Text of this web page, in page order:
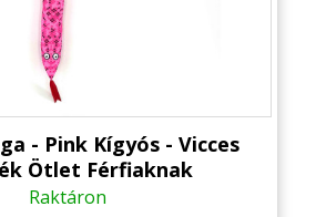
- Pink Kígyós - Vicces
Ötlet Férfiaknak
Raktáron